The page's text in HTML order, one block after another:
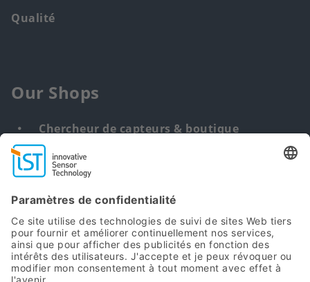
Qualité
Our Shops
Chercheur de capteurs & boutique
Solution personnalisée
DNA & RNA Extraction Kits
Find